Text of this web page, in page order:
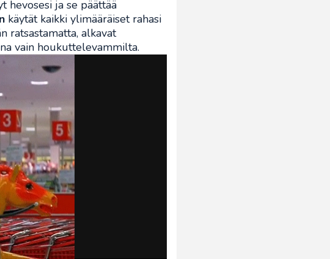
hevosesi ja se päättää
käytät kaikki ylimääräiset rahasi
ratsastamatta, alkavat
vain houkuttelevammilta.